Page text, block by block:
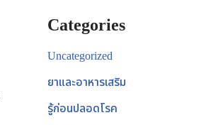
Categories
Uncategorized
ยาและอาหารเสริม
รู้ก่อนปลอดโรค